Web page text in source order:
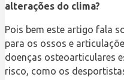
alterações do clima?
Pois bem este artigo fala
para os ossos e
doenças osteoarticulares
risco, como os